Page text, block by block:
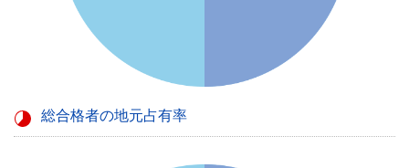
総合格者の地元占有率